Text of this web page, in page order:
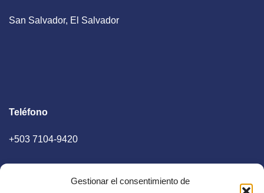
Gestionar el consentimiento de
San Salvador, El Salvador
Teléfono
+503 7104-9420